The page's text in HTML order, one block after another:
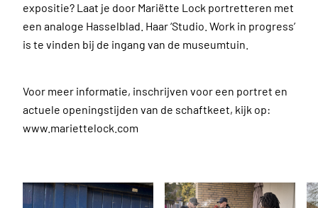
expositie? Laat je door Mariëtte Lock portretteren met
een analoge Hasselblad. Haar ‘Studio. Work in progress’
is te vinden bij de ingang van de museumtuin.
Voor meer informatie, inschrijven voor een portret en
actuele openingstijden van de schaftkeet, kijk op:
www.mariettelock.com